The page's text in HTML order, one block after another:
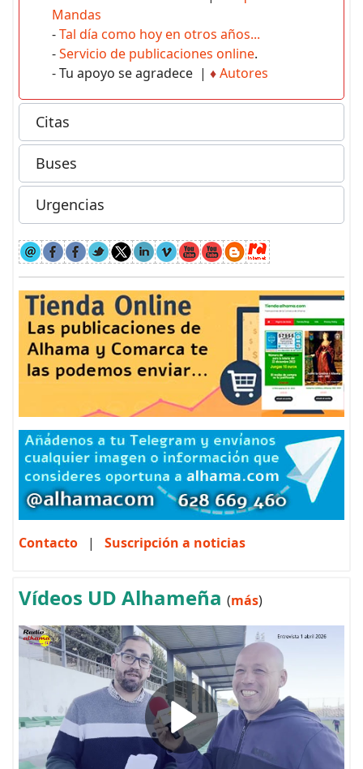
Mandas
-Tal día como hoy en otros años...
-Servicio de publicaciones online.
- Tu apoyo se agradece | ♦Autores
Citas
Buses
Urgencias
Contacto | Suscripción a noticias
Vídeos UD Alhameña (más)